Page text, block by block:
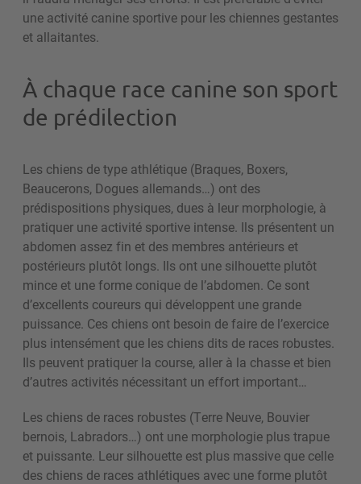
une activité canine sportive pour les chiennes gestantes
et allaitantes.
À chaque race canine son sport
de prédilection
Les chiens de type athlétique (Braques, Boxers,
Beaucerons, Dogues allemands…) ont des
prédispositions physiques, dues à leur morphologie, à
pratiquer une activité sportive intense. Ils présentent un
abdomen assez fin et des membres antérieurs et
postérieurs plutôt longs. Ils ont une silhouette plutôt
mince et une forme conique de l’abdomen. Ce sont
d’excellents coureurs qui développent une grande
puissance. Ces chiens ont besoin de faire de l’exercice
plus intensément que les chiens dits de races robustes.
Ils peuvent pratiquer la course, aller à la chasse et bien
d’autres activités nécessitant un effort important…
Les chiens de races robustes (Terre Neuve, Bouvier
bernois, Labradors…) ont une morphologie plus trapue
et puissante. Leur silhouette est plus massive que celle
des chiens de races athlétiques avec une forme plutôt